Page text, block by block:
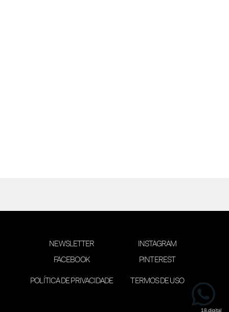
NEWSLETTER INSTAGRAM
FACEBOOK PINTEREST
POLÍTICA DE PRIVACIDADE TERMOS DE USO
18.digital